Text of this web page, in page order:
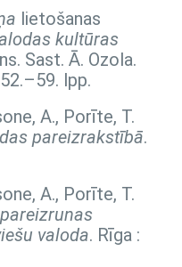
lietošanas
kultūras
Sast. Ā. Ozola.
52.–59. lpp.
A., Porīte, T.
pareizrakstībā.
A., Porīte, T.
valoda. Rīga :